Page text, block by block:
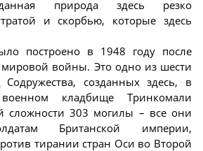
природа здесь резко
и скорбью, которые здесь
построено в 1948 году после
войны. Это одно из шести
созданных здесь, в
кладбище Тринкомали
сложности 303 могилы – все они
Британской империи,
тирании стран Оси во Второй